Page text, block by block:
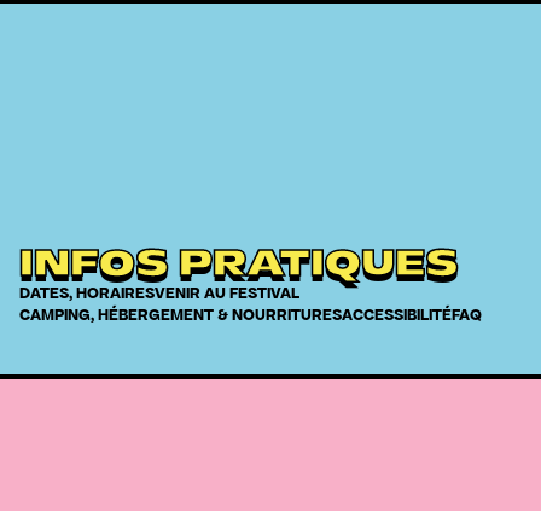
INFOS PRATIQUES
DATES, HORAIRESVENIR AU FESTIVAL
CAMPING, HÉBERGEMENT & NOURRITURESACCESSIBILITÉFAQ